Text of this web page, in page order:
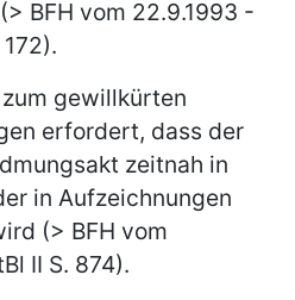
BFH vom 22.9.1993 -
gewillkürten
erfordert, dass der
zeitnah in
in Aufzeichnungen
(> BFH vom
II S. 874).